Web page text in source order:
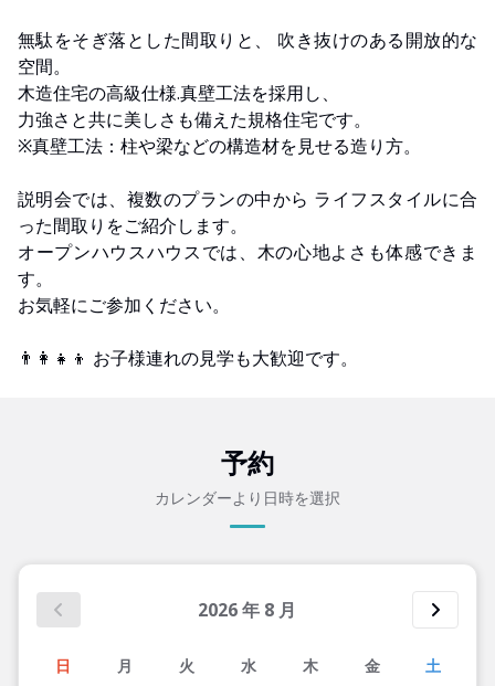
無駄をそぎ落とした間取りと、 吹き抜けのある開放的な
空間。
木造住宅の高級仕様.真壁工法を採用し、
力強さと共に美しさも備えた規格住宅です。
※真壁工法：柱や梁などの構造材を見せる造り方。
説明会では、複数のプランの中から ライフスタイルに合
った間取りをご紹介します。
オープンハウスハウスでは、木の心地よさも体感できま
す。
お気軽にご参加ください。
👨‍👩‍👧‍👦 お子様連れの見学も大歓迎です。
予約
カレンダーより日時を選択
2026年 8 月
日 月 火 水 木 金 土